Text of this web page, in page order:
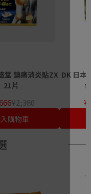
堂 鎮痛消炎貼ZX
21片
¥2,380
購物車
DK 日本